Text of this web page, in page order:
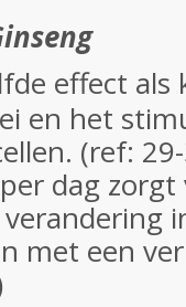
effect
en het
(ref:
per dag zorgt
met een